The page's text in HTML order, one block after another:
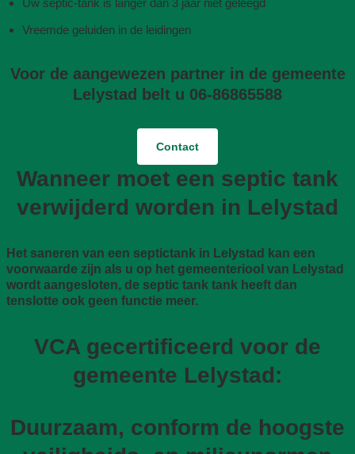
Vreemde geluiden in de leidingen
Voor de aangewezen partner in de gemeente
Lelystad belt u 06-86865588
Contact
Wanneer moet een septic tank
verwijderd worden in Lelystad
Het saneren van een septictank in Lelystad kan een
voorwaarde zijn als u op het gemeenteriool van Lelystad
wordt aangesloten, de septic tank tank heeft dan
tenslotte ook geen functie meer.
VCA gecertificeerd voor de
gemeente Lelystad:
Duurzaam, conform de hoogste